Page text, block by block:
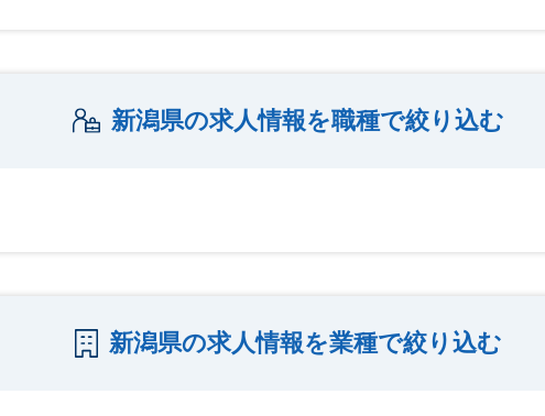
新潟県の求人情報を職種で絞り込む
新潟県の求人情報を業種で絞り込む